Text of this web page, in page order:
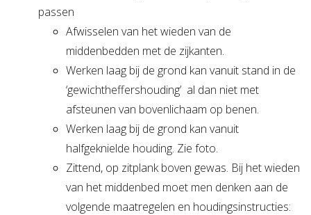
passen
Afwisselen van het wieden van de
middenbedden met de zijkanten.
Werken laag bij de grond kan vanuit stand in de
‘gewichtheffershouding’ al dan niet met
afsteunen van bovenlichaam op benen.
Werken laag bij de grond kan vanuit
halfgeknielde houding. Zie foto.
Zittend, op zitplank boven gewas. Bij het wieden
van het middenbed moet men denken aan de
volgende maatregelen en houdingsinstructies: